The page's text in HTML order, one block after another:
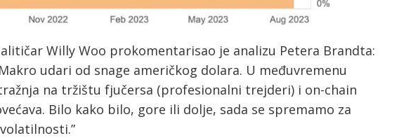
Willy Woo prokomentarisao je analizu Petera Brandta:
udari od snage američkog dolara. U međuvremenu
na tržištu fjučersa (profesionalni trejderi) i on-chain
Bilo kako bilo, gore ili dolje, sada se spremamo za